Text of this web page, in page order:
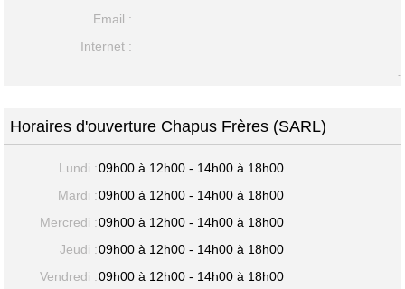
Email :
Internet :
-
Horaires d'ouverture Chapus Frères (SARL)
Lundi :09h00 à 12h00 - 14h00 à 18h00
Mardi :09h00 à 12h00 - 14h00 à 18h00
Mercredi :09h00 à 12h00 - 14h00 à 18h00
Jeudi :09h00 à 12h00 - 14h00 à 18h00
Vendredi :09h00 à 12h00 - 14h00 à 18h00